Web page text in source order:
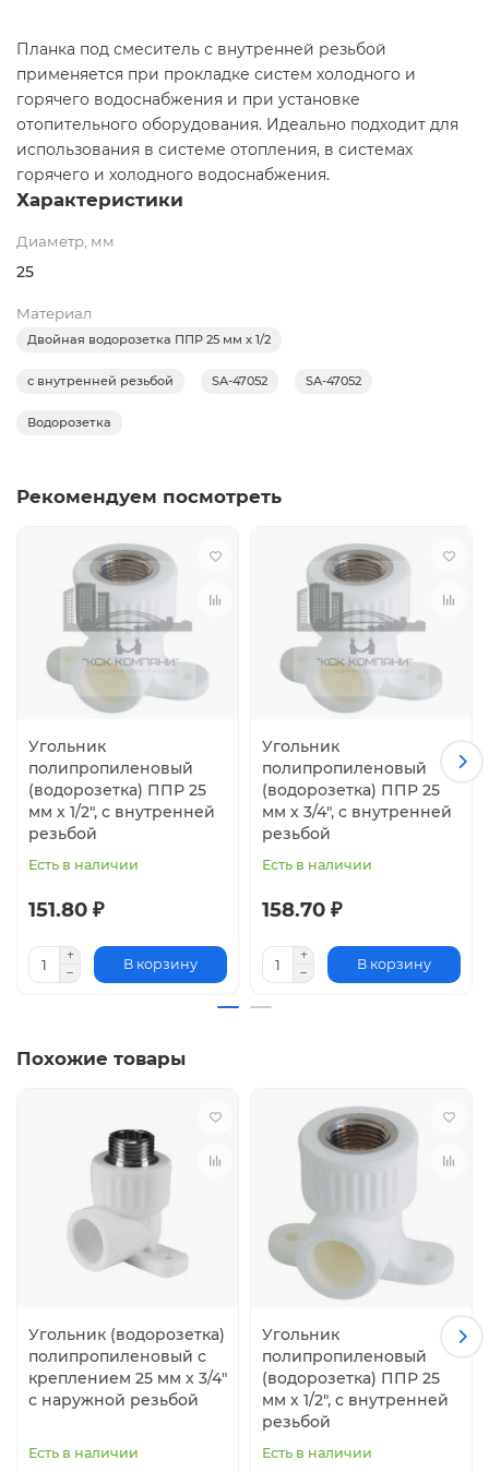
Планка под смеситель с внутренней резьбой
применяется при прокладке систем холодного и
горячего водоснабжения и при установке
отопительного оборудования. Идеально подходит для
использования в системе отопления, в системах
горячего и холодного водоснабжения.
Характеристики
Диаметр, мм
25
Материал
полипропилен
Применение
Отопление, Водоснабжение
80
Размер подключения, дюйм
Резьба
внутренняя
Тип соединения
пайка, резьба
Тип товара
Водорозетка
белый
Отзывов: 0 Написать отзыв
Нет отзывов об этом товаре.
Двойная водорозетка ППР 25 мм x 1/2
с внутренней резьбой SA-47052 SA-47052
Водорозетка
Рекомендуем посмотреть
Угольник
полипропиленовый
(водорозетка) ППР 25
мм х 1/2", с внутренней
резьбой
Есть в наличии
151.80 ₽
В корзину
Угольник
полипропиленовый
(водорозетка) ППР 25
мм х 3/4", с внутренней
резьбой
Есть в наличии
158.70 ₽
В корзину
Похожие товары
Угольник (водорозетка)
полипропиленовый с
креплением 25 мм х 3/4"
с наружной резьбой
Есть в наличии
Угольник
полипропиленовый
(водорозетка) ППР 25
мм х 1/2", с внутренней
резьбой
Есть в наличии